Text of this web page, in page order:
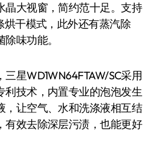
晶大视窗，简约范十足。支持
烘干模式，此外还有蒸汽除
味功能。
星WD1WN64FTAW/SC采用
利技术，内置专业的泡泡发生
，让空气、水和洗涤液相互结
有效去除深层污渍，也能更好